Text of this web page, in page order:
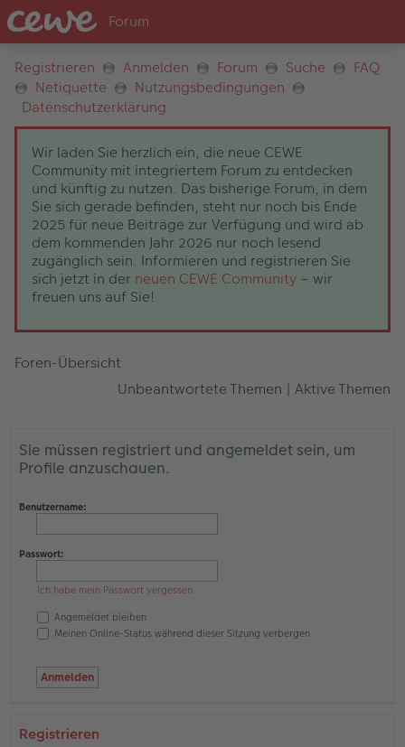
Registrieren Anmelden Forum Suche
FAQ
Netiquette
Nutzungsbedingungen
Datenschutzerklärung
Wir laden Sie herzlich ein, die neue CEWE
Community mit integriertem Forum zu entdecken
und künftig zu nutzen. Das bisherige Forum, in dem
Sie sich gerade befinden, steht nur noch bis Ende
2025 für neue Beiträge zur Verfügung und wird ab
dem kommenden Jahr 2026 nur noch lesend
zugänglich sein. Informieren und registrieren Sie
sich jetzt in der neuen CEWE Community – wir
freuen uns auf Sie!
Foren-Übersicht
Unbeantwortete Themen | Aktive Themen
Sie müssen registriert und angemeldet sein, um
Profile anzuschauen.
Benutzername:
Passwort:
Ich habe mein Passwort vergessen
Angemeldet bleiben
Meinen Online-Status während dieser Sitzung verbergen
Registrieren